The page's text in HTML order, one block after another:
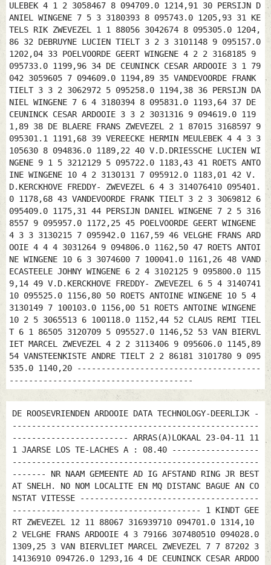
ULEBEK 4 1 2 3058467 8 094709.0 1214,91 30 PERSIJN D
ANIEL WINGENE 7 5 3 3180393 8 095743.0 1205,93 31 KE
TELS RIK ZWEVEZEL 1 1 88056 3042674 8 095305.0 1204,
86 32 DEBRUYNE LUCIEN TIELT 3 2 3 3101148 9 095157.0
1202,04 33 POELVOORDE GEERT WINGENE 4 2 2 3168185 9
095733.0 1199,96 34 DE CEUNINCK CESAR ARDOOIE 3 1 79
042 3059605 7 094609.0 1194,89 35 VANDEVOORDE FRANK
TIELT 3 3 2 3062972 5 095258.0 1194,38 36 PERSIJN DA
NIEL WINGENE 7 6 4 3180394 8 095831.0 1193,64 37 DE
CEUNINCK CESAR ARDOOIE 3 3 2 3031316 9 094619.0 119
1,89 38 DE BLAERE FRANS ZWEVEZEL 2 1 87015 3168597 9
095301.1 1191,68 39 VEREECKE HERMIN MEULEBEK 4 4 3 3
105630 8 094836.0 1189,22 40 V.D.DRIESSCHE LUCIEN WI
NGENE 9 1 5 3212129 5 095722.0 1183,43 41 ROETS ANTO
INE WINGENE 10 4 2 3130131 7 095912.0 1183,01 42 V.
D.KERCKHOVE FREDDY- ZWEVEZEL 6 4 3 314076410 095401.
0 1178,68 43 VANDEVOORDE FRANK TIELT 3 2 3 3069812 6
095409.0 1175,31 44 PERSIJN DANIEL WINGENE 7 2 5 316
8557 9 095957.0 1172,25 45 POELVOORDE GEERT WINGENE
4 3 3 3130215 7 095942.0 1167,59 46 VELGHE FRANS ARD
OOIE 4 4 4 3031264 9 094806.0 1162,50 47 ROETS ANTOI
NE WINGENE 10 6 3 3074600 7 100041.0 1161,26 48 VAND
ECASTEELE JOHNY WINGENE 6 2 4 3102125 9 095800.0 115
9,14 49 V.D.KERCKHOVE FREDDY- ZWEVEZEL 6 5 4 3140741
10 095525.0 1156,80 50 ROETS ANTOINE WINGENE 10 5 4
3130149 7 100103.0 1156,00 51 ROETS ANTOINE WINGENE
10 2 5 3065513 6 100118.0 1152,44 52 CLAUS REMI TIEL
T 6 1 86505 3120709 5 095527.0 1146,52 53 VAN BIERVL
IET MARCEL ZWEVEZEL 4 2 2 3113406 9 095606.0 1145,89
54 VANSTEENKISTE ANDRE TIELT 2 2 86181 3101780 9 095
535.0 1140,20 --------------------------------------
--------------------------------------
DE ROOSEVRIENDEN ARDOOIE DATA TECHNOLOGY-DEERLIJK -
---------------------------------------------------
------------------------ ARRAS(A)LOKAAL 23-04-11 11
1 JAARSE LOS TE-LACHES A : 08.40 ------------------
---------------------------------------------------
------- NR NAAM GEMEENTE AD IG AFSTAND RING JR BEST
AT SNELH. NO NOM LOCALITE EN MQ DISTANC BAGUE AN CO
NSTAT VITESSE -------------------------------------
--------------------------------------- 1 KINDT GEE
RT ZWEVEZEL 12 11 88067 316939710 094701.0 1314,10
2 VELGHE FRANS ARDOOIE 4 3 79166 307480510 094028.0
1309,25 3 VAN BIERVLIET MARCEL ZWEVEZEL 7 7 87202 3
14136910 094726.0 1293,16 4 DE CEUNINCK CESAR ARDOO